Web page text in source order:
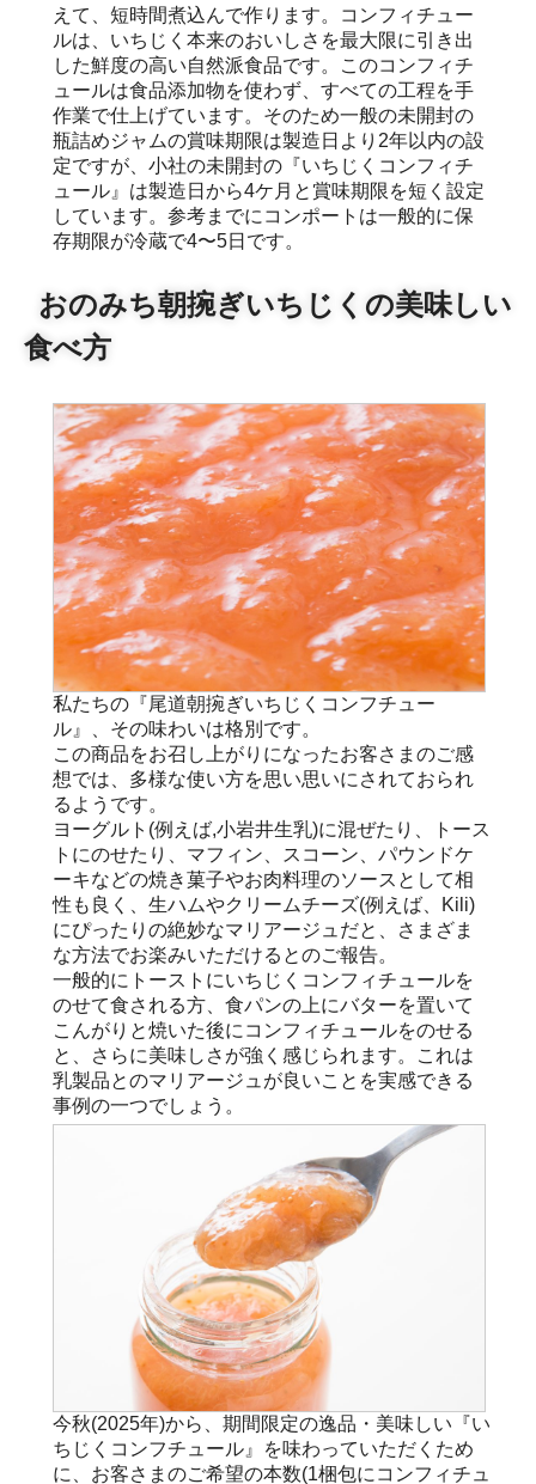
えて、短時間煮込んで作ります。コンフィチュー
ルは、いちじく本来のおいしさを最大限に引き出
した鮮度の高い自然派食品です。このコンフィチ
ュールは食品添加物を使わず、すべての工程を手
作業で仕上げています。そのため一般の未開封の
瓶詰めジャムの賞味期限は製造日より2年以内の設
定ですが、小社の未開封の『いちじくコンフィチ
ュール』は製造日から4ケ月と賞味期限を短く設定
しています。参考までにコンポートは一般的に保
存期限が冷蔵で4〜5日です。
おのみち朝捥ぎいちじくの美味しい
食べ方
私たちの『尾道朝捥ぎいちじくコンフチュー
ル』、その味わいは格別です。
この商品をお召し上がりになったお客さまのご感
想では、多様な使い方を思い思いにされておられ
るようです。
ヨーグルト(例えば,小岩井生乳)に混ぜたり、トース
トにのせたり、マフィン、スコーン、パウンドケ
ーキなどの焼き菓子やお肉料理のソースとして相
性も良く、生ハムやクリームチーズ(例えば、Kili)
にぴったりの絶妙なマリアージュだと、さまざま
な方法でお楽みいただけるとのご報告。
一般的にトーストにいちじくコンフィチュールを
のせて食される方、食パンの上にバターを置いて
こんがりと焼いた後にコンフィチュールをのせる
と、さらに美味しさが強く感じられます。これは
乳製品とのマリアージュが良いことを実感できる
事例の一つでしょう。
今秋(2025年)から、期間限定の逸品・美味しい『い
ちじくコンフチュール』を味わっていただくため
に、お客さまのご希望の本数(1梱包にコンフィチュ